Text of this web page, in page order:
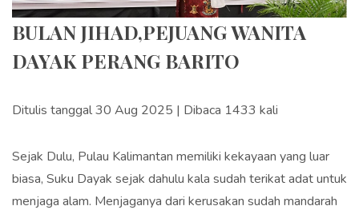
BULAN JIHAD,PEJUANG WANITA
DAYAK PERANG BARITO
Ditulis tanggal 30 Aug 2025 | Dibaca 1433 kali
Sejak Dulu, Pulau Kalimantan memiliki kekayaan yang luar
biasa, Suku Dayak sejak dahulu kala sudah terikat adat untuk
menjaga alam. Menjaganya dari kerusakan sudah mandarah